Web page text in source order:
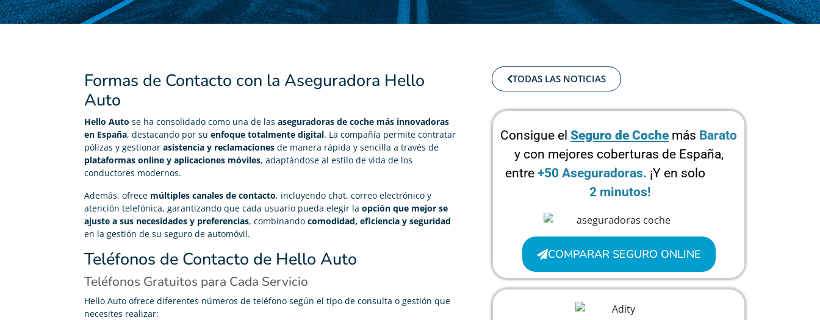
Formas de Contacto con la Aseguradora Hello
Auto
Hello Auto se ha consolidado como una de las aseguradoras de coche más innovadoras
en España, destacando por su enfoque totalmente digital. La compañía permite contratar
pólizas y gestionar asistencia y reclamaciones de manera rápida y sencilla a través de
plataformas online y aplicaciones móviles, adaptándose al estilo de vida de los
conductores modernos.
Además, ofrece múltiples canales de contacto, incluyendo chat, correo electrónico y
atención telefónica, garantizando que cada usuario pueda elegir la opción que mejor se
ajuste a sus necesidades y preferencias, combinando comodidad, eficiencia y seguridad
en la gestión de su seguro de automóvil.
Teléfonos de Contacto de Hello Auto
Teléfonos Gratuitos para Cada Servicio
Hello Auto ofrece diferentes números de teléfono según el tipo de consulta o gestión que
necesites realizar:
TODAS LAS NOTICIAS
Consigue el Seguro de Coche más Barato
y con mejores coberturas de España,
entre +50 Aseguradoras. ¡Y en solo
2 minutos!
COMPARAR SEGURO ONLINE